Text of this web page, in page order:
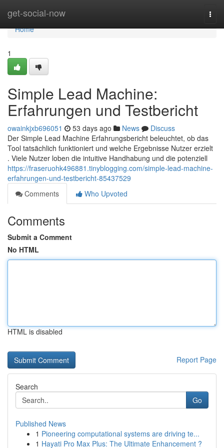
get-social-now
Home
Home
1
Simple Lead Machine:
Erfahrungen und Testbericht
owainkjxb696051 53 days ago News
Discuss
Der Simple Lead Machine Erfahrungsbericht beleuchtet, ob das
Tool tatsächlich funktioniert und welche Ergebnisse Nutzer erzielt
. Viele Nutzer loben die intuitive Handhabung und die potenziell
https://fraseruohk496881.tinyblogging.com/simple-lead-machine-
erfahrungen-und-testbericht-85437529
Comments
Who Upvoted
Comments
Submit a Comment
No HTML
HTML is disabled
Report Page
Search
Go
Published News
1 Pioneering computational systems are driving te...
1 Hayati Pro Max Plus: The Ultimate Enhancement ?